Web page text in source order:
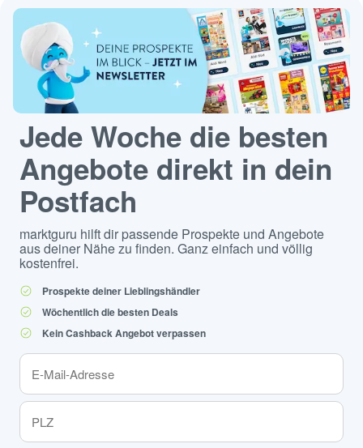
Jede Woche die besten
Angebote direkt in dein
Postfach
marktguru hilft dir passende Prospekte und Angebote
aus deiner Nähe zu finden. Ganz einfach und völlig
kostenfrei.
Prospekte deiner Lieblingshändler
Wöchentlich die besten Deals
Kein Cashback Angebot verpassen